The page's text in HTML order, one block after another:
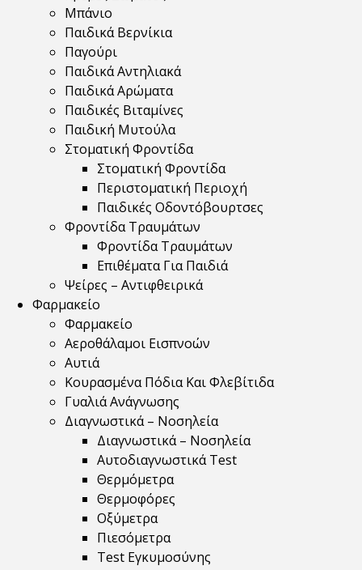
Μπάνιο
Παιδικά Βερνίκια
Παγούρι
Παιδικά Αντηλιακά
Παιδικά Αρώματα
Παιδικές Βιταμίνες
Παιδική Μυτούλα
Στοματική Φροντίδα
Στοματική Φροντίδα
Περιστοματική Περιοχή
Παιδικές Οδοντόβουρτσες
Φροντίδα Τραυμάτων
Φροντίδα Τραυμάτων
Επιθέματα Για Παιδιά
Ψείρες – Αντιφθειρικά
Φαρμακείο
Φαρμακείο
Αεροθάλαμοι Εισπνοών
Αυτιά
Κουρασμένα Πόδια Και Φλεβίτιδα
Γυαλιά Ανάγνωσης
Διαγνωστικά – Νοσηλεία
Διαγνωστικά – Νοσηλεία
Αυτοδιαγνωστικά Test
Θερμόμετρα
Θερμοφόρες
Οξύμετρα
Πιεσόμετρα
Test Εγκυμοσύνης